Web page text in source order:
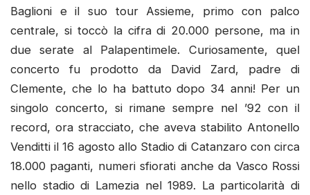
Baglioni e il suo tour Assieme, primo con palco
centrale, si toccò la cifra di 20.000 persone, ma in
due serate al Palapentimele. Curiosamente, quel
concerto fu prodotto da David Zard, padre di
Clemente, che lo ha battuto dopo 34 anni! Per un
singolo concerto, si rimane sempre nel ’92 con il
record, ora stracciato, che aveva stabilito Antonello
Venditti il 16 agosto allo Stadio di Catanzaro con circa
18.000 paganti, numeri sfiorati anche da Vasco Rossi
nello stadio di Lamezia nel 1989. La particolarità di